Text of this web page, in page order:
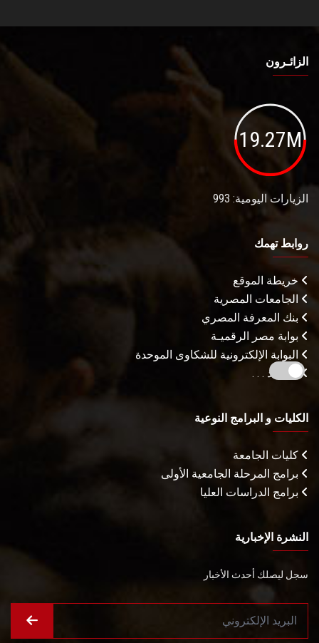
الزائـرون
19.27M
الزيارات اليومية: 993
روابط تهمك
خريطة الموقع
الجامعات المصرية
بنك المعرفة المصري
بوابة مصر الرقميـة
البوابة الإلكترونية للشكاوى الموحدة
المزيـد . . .
الكليات و البرامج النوعية
كليات الجامعة
برامج المرحلة الجامعية الأولى
برامج الدراسات العليا
النشرة الإخبارية
سجل ليصلك أحدث الأخبار